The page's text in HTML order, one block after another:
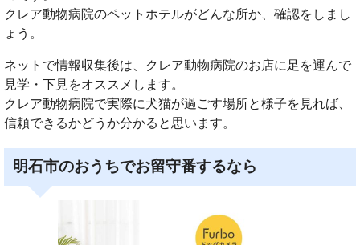
クレア動物病院のペットホテルがどんな所か、確認をしまし
ょう。
ネットで情報収集後は、クレア動物病院のお店に足を運んで
見学・下見をオススメします。
クレア動物病院で実際に犬猫が過ごす場所と様子を見れば、
信頼できるかどうか分かると思います。
明石市のおうちでお留守番するなら